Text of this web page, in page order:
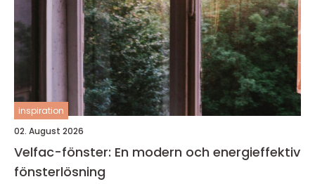
inspiration
02. August 2026
Velfac-fönster: En modern och energieffektiv
fönsterlösning